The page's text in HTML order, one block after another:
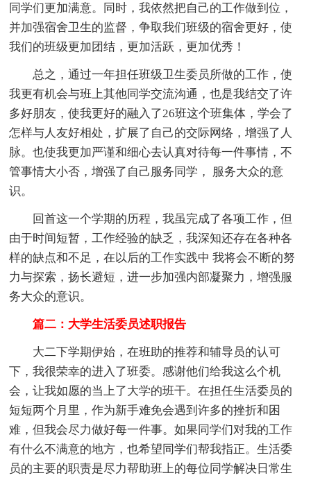
同学们更加满意。同时，我依然把自己的工作做到位，
并加强宿舍卫生的监督，争取我们班级的宿舍更好，使
我们的班级更加团结，更加活跃，更加优秀！
总之，通过一年担任班级卫生委员所做的工作，使
我更有机会与班上其他同学交流沟通，也是我结交了许
多好朋友，使我更好的融入了26班这个班集体，学会了
怎样与人友好相处，扩展了自己的交际网络，增强了人
脉。也使我更加严谨和细心去认真对待每一件事情，不
管事情大小否，增强了自己服务同学， 服务大众的意
识。
回首这一个学期的历程，我虽完成了各项工作，但
由于时间短暂，工作经验的缺乏，我深知还存在各种各
样的缺点和不足，在以后的工作实践中 我将会不断的努
力与探索，扬长避短，进一步加强内部凝聚力，增强服
务大众的意识。
篇二：大学生活委员述职报告
大二下学期伊始，在班助的推荐和辅导员的认可
下，我很荣幸的进入了班委。感谢他们给我这么个机
会，让我如愿的当上了大学的班干。在担任生活委员的
短短两个月里，作为新手难免会遇到许多的挫折和困
难，但我会尽力做好每一件事。如果同学们对我的工作
有什么不满意的地方，也希望同学们帮我指正。生活委
员的主要的职责是尽力帮助班上的每位同学解决日常生